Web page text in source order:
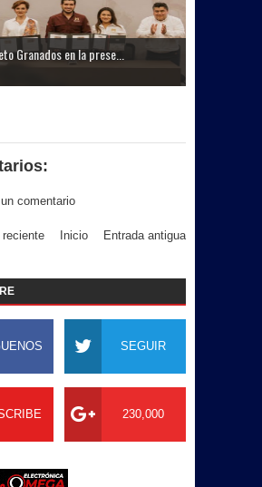
Granados en la prese...
comentario
Entrada antigua
Inicio
SEGUIR
230,000